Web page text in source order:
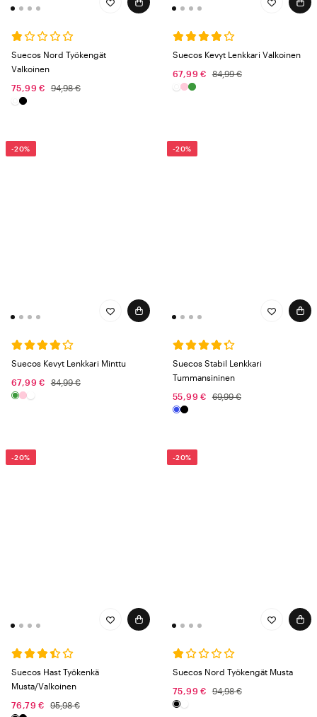
Suecos Nord Työkengät
Valkoinen
75,99 €
94,98 €
Suecos Kevyt Lenkkari Valkoinen
67,99 €
84,99 €
-20%
Suecos Kevyt Lenkkari Minttu
67,99 €
84,99 €
-20%
Suecos Stabil Lenkkari
Tummansininen
55,99 €
69,99 €
-20%
Suecos Hast Työkenkä
Musta/Valkoinen
76,79 €
95,98 €
-20%
Suecos Nord Työkengät Musta
75,99 €
94,98 €